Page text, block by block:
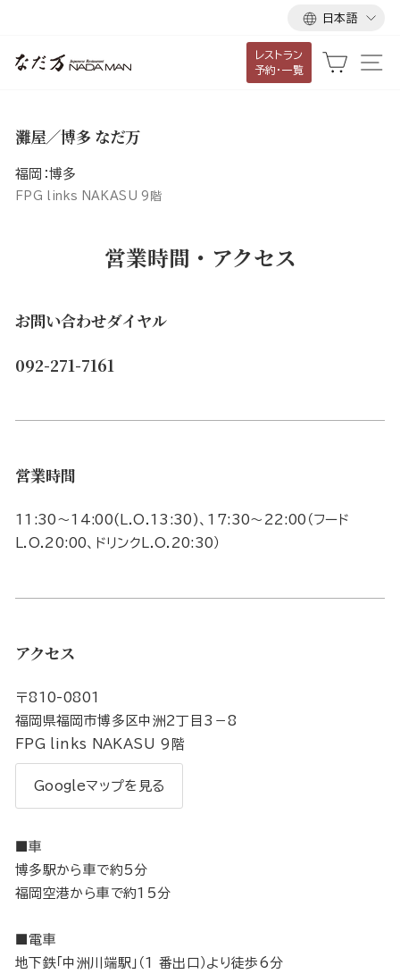
言
語
日本語
レストラン
予約・一覧
カート
灘屋／博多 なだ万
福岡：博多
FPG links NAKASU 9階
営業時間・アクセス
お問い合わせダイヤル
092-271-7161
営業時間
11:30～14:00(L.O.13:30)、17:30～22:00（フード
L.O.20:00、ドリンクL.O.20:30）
アクセス
〒810-0801
福岡県福岡市博多区中洲2丁目3－8
FPG links NAKASU 9階
Googleマップを見る
■車
博多駅から車で約5分
福岡空港から車で約15分
■電車
地下鉄「中洲川端駅」（1 番出口）より徒歩6分